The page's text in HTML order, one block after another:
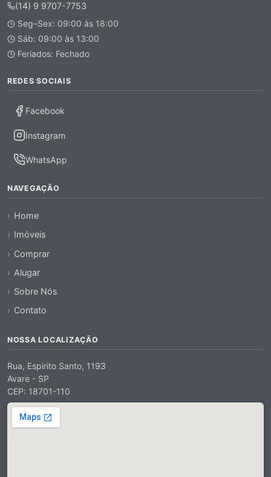
(14) 9 9707-7753
Seg–Sex: 09:00 às 18:00
Sáb: 09:00 às 13:00
Feriados: Fechado
REDES SOCIAIS
Facebook
Instagram
WhatsApp
NAVEGAÇÃO
Home
Imóveis
Comprar
Alugar
Sobre Nós
Contato
NOSSA LOCALIZAÇÃO
Rua, Espirito Santo, 1193
Avare - SP
CEP: 18701-110